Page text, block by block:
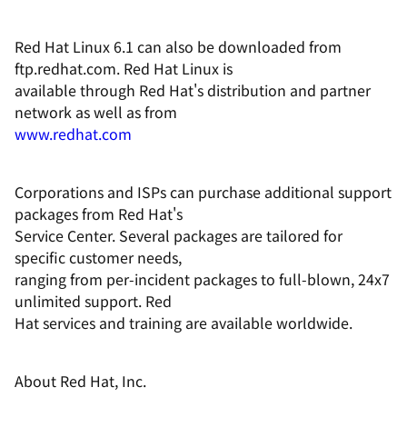
Red Hat Linux 6.1 can also be downloaded from
ftp.redhat.com. Red Hat Linux is
available through Red Hat's distribution and partner
network as well as from
www.redhat.com
Corporations and ISPs can purchase additional support
packages from Red Hat's
Service Center. Several packages are tailored for
specific customer needs,
ranging from per-incident packages to full-blown, 24x7
unlimited support. Red
Hat services and training are available worldwide.
About Red Hat, Inc.